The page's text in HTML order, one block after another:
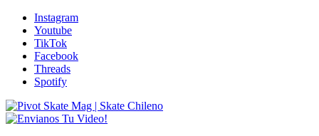
Instagram
Youtube
TikTok
Facebook
Threads
Spotify